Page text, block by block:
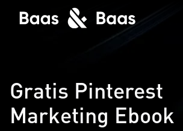
Gratis Pinterest
Marketing Ebook